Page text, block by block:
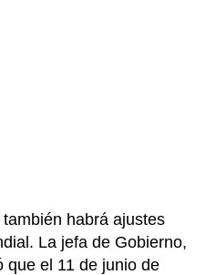
habrá ajustes
La jefa de Gobierno,
que el 11 de junio de